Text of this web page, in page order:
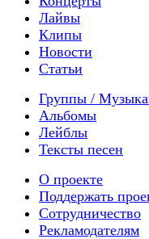
Лайвы
Клипы
Новости
Статьи
Группы /
Альбомы
Лейблы
Тексты песен
О проекте
Поддержать
Сотрудничество
Рекламодателям